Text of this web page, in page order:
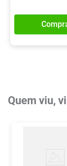
Quem viu,